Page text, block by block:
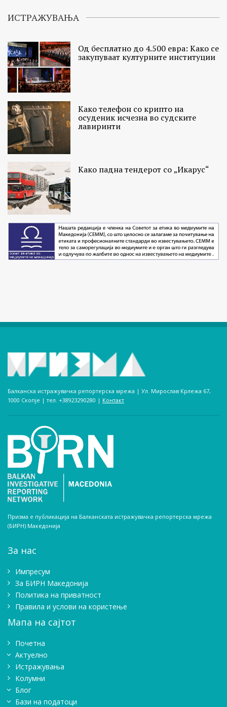
ИСТРАЖУВАЊА
Од бесплатно до 4.500 евра: Како се
закупуваат културните институции
Како телефон со крипто на
осуденик исчезна во судските
лавиринти
Како падна тендерот со „Икарус“
Балканска истражувачка репортерска мрежа | Ул. Мирослав Крлежа 67,
1000 Скопје | тел. +38923290280­ | Контакт
Призма е публикација на Балканската истражувачка репортерска мрежа
(БИРН) Македонија
За нас
Импресум
Зa БИРН Македонија
Политика на приватност
Правила и услови на користење
Мапа на сајтот
Почетна
Актуелно
Истражувањa
Колумни
Блог
Бази на податоци